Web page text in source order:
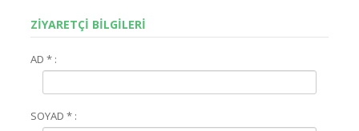
ZİYARETÇİ BİLGİLERİ
AD * :
SOYAD * :